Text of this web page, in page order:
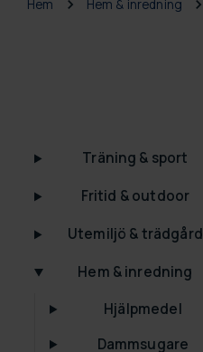
Hem Hem & inredning
Träning & sport
Fritid & outdoor
Utemiljö & trädgård
Hem & inredning
Hjälpmedel
Dammsugare